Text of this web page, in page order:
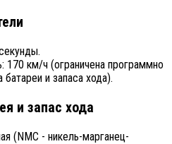
170 км/ч (ограничена программно
и запаса хода).
и запас хода
(NMC - никель-марганец-